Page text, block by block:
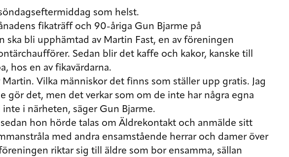
som helst.
fikaträff och 90-åriga Gun Bjarme på
ska bli upphämtad av Martin Fast, en av föreningen
Sedan blir det kaffe och kakor, kanske till
hos en av fikavärdarna.
Martin. Vilka människor det finns som ställer upp gratis. Jag
gör det, men det verkar som om de inte har några egna
inte i närheten, säger Gun Bjarme.
hon hörde talas om Äldrekontakt och anmälde sitt
med andra ensamstående herrar och damer över
riktar sig till äldre som bor ensamma, sällan